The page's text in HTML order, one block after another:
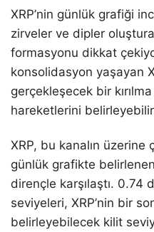
XRP’nin günlük grafiği
zirveler ve dipler
formasyonu dikkat
konsolidasyon yaşayan
gerçekleşecek bir
hareketlerini
XRP, bu kanalın üzerine
günlük grafikte
dirençle karşılaştı. 0.74
seviyeleri, XRP’nin bir
belirleyebilecek kilit